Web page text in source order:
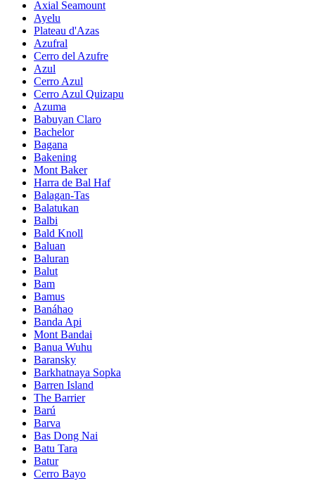
Axial Seamount
Ayelu
Plateau d'Azas
Azufral
Cerro del Azufre
Azul
Cerro Azul
Cerro Azul Quizapu
Azuma
Babuyan Claro
Bachelor
Bagana
Bakening
Mont Baker
Harra de Bal Haf
Balagan-Tas
Balatukan
Balbi
Bald Knoll
Baluan
Baluran
Balut
Bam
Bamus
Banáhao
Banda Api
Mont Bandai
Banua Wuhu
Baransky
Barkhatnaya Sopka
Barren Island
The Barrier
Barú
Barva
Bas Dong Nai
Batu Tara
Batur
Cerro Bayo